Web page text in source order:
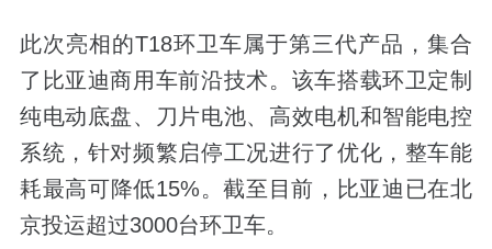
此次亮相的T18环卫车属于第三代产品，集合
了比亚迪商用车前沿技术。该车搭载环卫定制
纯电动底盘、刀片电池、高效电机和智能电控
系统，针对频繁启停工况进行了优化，整车能
耗最高可降低15%。截至目前，比亚迪已在北
京投运超过3000台环卫车。